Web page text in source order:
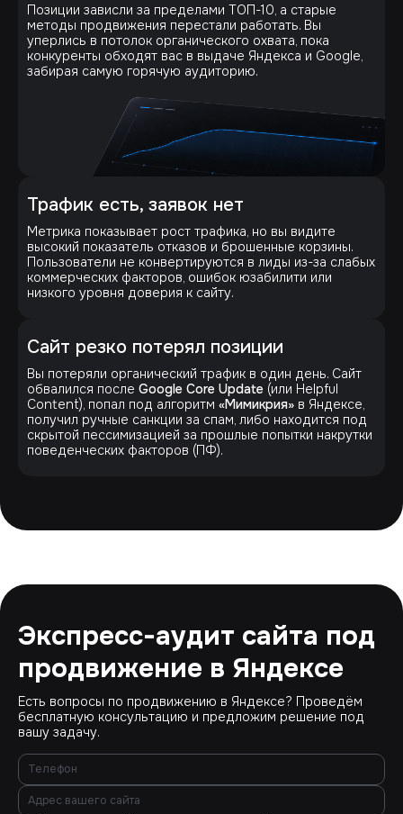
Позиции зависли за пределами ТОП-10, а старые
методы продвижения перестали работать. Вы
уперлись в потолок органического охвата, пока
конкуренты обходят вас в выдаче Яндекса и Google,
забирая самую горячую аудиторию.
Трафик есть, заявок нет
Метрика показывает рост трафика, но вы видите
высокий показатель отказов и брошенные корзины.
Пользователи не конвертируются в лиды из-за слабых
коммерческих факторов, ошибок юзабилити или
низкого уровня доверия к сайту.
Сайт резко потерял позиции
Вы потеряли органический трафик в один день. Сайт
обвалился после Google Core Update (или Helpful
Content), попал под алгоритм «Мимикрия» в Яндексе,
получил ручные санкции за спам, либо находится под
скрытой пессимизацией за прошлые попытки накрутки
поведенческих факторов (ПФ).
Экспресс-аудит сайта под
продвижение в Яндексе
Есть вопросы по продвижению в Яндексе? Проведём
бесплатную консультацию и предложим решение под
вашу задачу.